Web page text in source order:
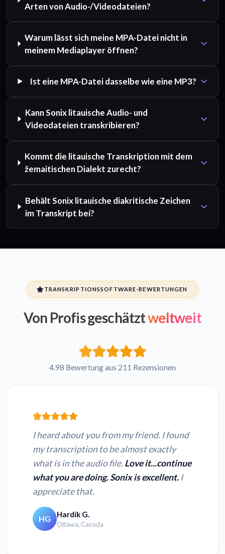
Arten von Audio-/Videodateien?
Warum lässt sich meine MPA-Datei nicht in
meinem Mediaplayer öffnen?
Ist eine MPA-Datei dasselbe wie eine MP3?
Kann Sonix litauische Audio- und
Videodateien transkribieren?
Kommt die litauische Transkription mit dem
žemaitischen Dialekt zurecht?
Behält Sonix litauische diakritische Zeichen
im Transkript bei?
TRANSKRIPTIONSSOFTWARE-BEWERTUNGEN
Von Profis geschätztweltweit
4.98 Bewertung aus 211 Rezensionen
I heard about you from my friend. I found
my transcription to be almost exactly
what is in the audio file. Love it...continue
what you are doing. Sonix is excellent. I
appreciate that.
HG Hardik G.
Ottawa, Canada